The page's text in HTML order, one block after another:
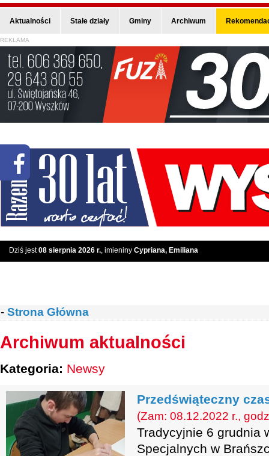
Aktualności Stałe działy Gminy Archiwum
REKLAMA
Dziś jest08 sierpnia 2026 r., imieniny Cypriana, Emiliana
- Strona Główna
Archiwum aktualności
Kategoria: Newsy
Przedświąteczny
(Zam: 08.12.2022 r.,
Tradycyjnie 6 grudnia
Specjalnych w